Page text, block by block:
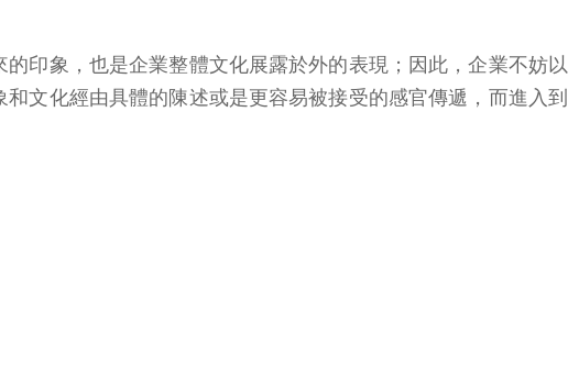
印象，也是企業整體文化展露於外的表現；因此，企業不妨以
文化經由具體的陳述或是更容易被接受的感官傳遞，而進入到